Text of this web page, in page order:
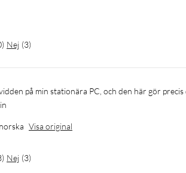
) Nej (3)
på min stationära PC, och den här gör
Visa original
) Nej (3)